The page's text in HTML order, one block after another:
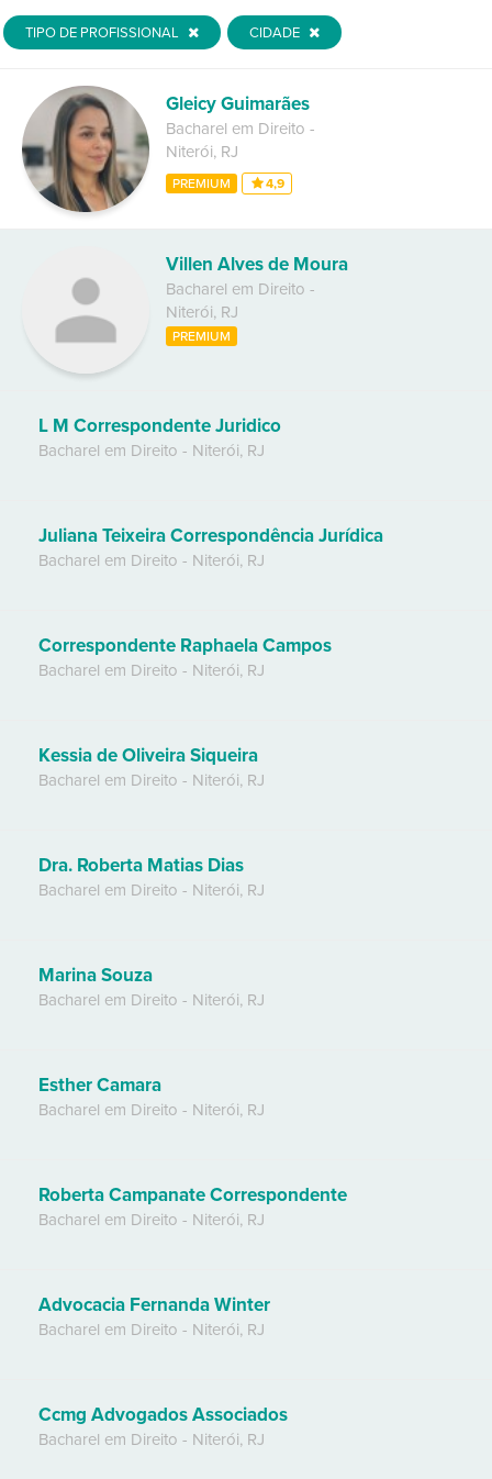
TIPO DE PROFISSIONAL CIDADE
Gleicy Guimarães
Bacharel em Direito -
Niterói, RJ
PREMIUM 4,9
Villen Alves de Moura
Bacharel em Direito -
Niterói, RJ
PREMIUM
L M Correspondente Juridico
Bacharel em Direito - Niterói, RJ
Juliana Teixeira Correspondência Jurídica
Bacharel em Direito - Niterói, RJ
Correspondente Raphaela Campos
Bacharel em Direito - Niterói, RJ
Kessia de Oliveira Siqueira
Bacharel em Direito - Niterói, RJ
Dra. Roberta Matias Dias
Bacharel em Direito - Niterói, RJ
Marina Souza
Bacharel em Direito - Niterói, RJ
Esther Camara
Bacharel em Direito - Niterói, RJ
Roberta Campanate Correspondente
Bacharel em Direito - Niterói, RJ
Advocacia Fernanda Winter
Bacharel em Direito - Niterói, RJ
Ccmg Advogados Associados
Bacharel em Direito - Niterói, RJ